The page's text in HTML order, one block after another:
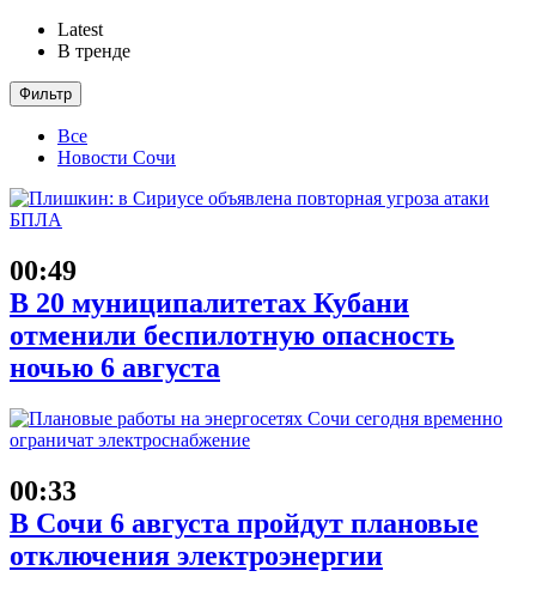
Latest
В тренде
Фильтр
Все
Новости Сочи
00:49
В 20 муниципалитетах Кубани
отменили беспилотную опасность
ночью 6 августа
00:33
В Сочи 6 августа пройдут плановые
отключения электроэнергии